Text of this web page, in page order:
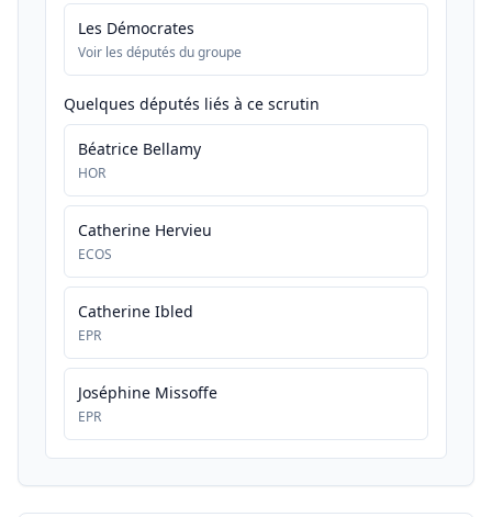
Les Démocrates
Voir les députés du groupe
Quelques députés liés à ce scrutin
Béatrice Bellamy
HOR
Catherine Hervieu
ECOS
Catherine Ibled
EPR
Joséphine Missoffe
EPR